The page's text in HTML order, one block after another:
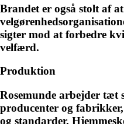
Brandet er også stolt af
sigter mod at forbedre
velfærd.
Produktion
Rosemunde arbejder tæt
producenter og
og standarder.